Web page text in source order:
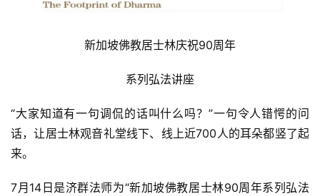
新加坡佛教居士林庆祝90周年
系列弘法讲座
“大家知道有一句调侃的话叫什么吗？”一句令人错愕的问
话，让居士林观音礼堂线下、线上近700人的耳朵都竖了起
来。
7月14日是济群法师为“新加坡佛教居士林90周年系列弘法